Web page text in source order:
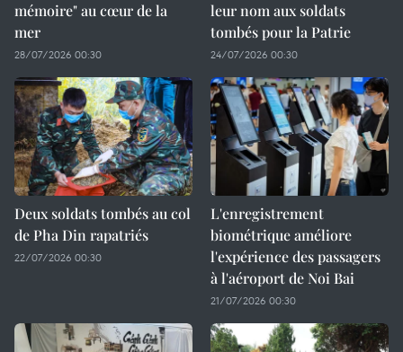
mémoire" au cœur de la
mer
28/07/2026 00:30
leur nom aux soldats
tombés pour la Patrie
24/07/2026 00:30
Deux soldats tombés au col
de Pha Din rapatriés
22/07/2026 00:30
L'enregistrement
biométrique améliore
l'expérience des passagers
à l'aéroport de Noi Bai
21/07/2026 00:30